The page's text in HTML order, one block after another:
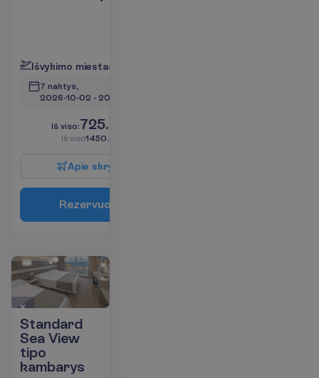
Išvykimo miestas
7 naktys,
2026-10-02 - 2026-10-09
Iš viso:725.00
Iš viso1450.00
Apie skry
Rezervuo
Standard
Sea View
tipo
kambarys